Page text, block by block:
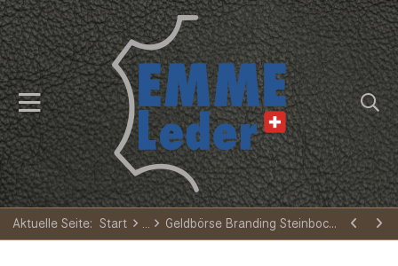
Aktuelle Seite: Start Geldbörse Branding Steinbockkopf